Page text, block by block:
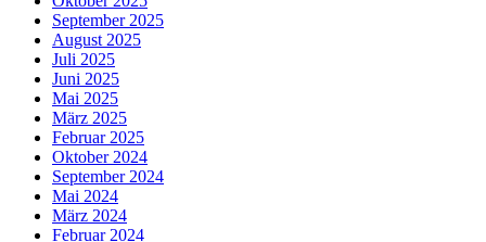
September 2025
August 2025
Juli 2025
Juni 2025
Mai 2025
März 2025
Februar 2025
Oktober 2024
September 2024
Mai 2024
März 2024
Februar 2024